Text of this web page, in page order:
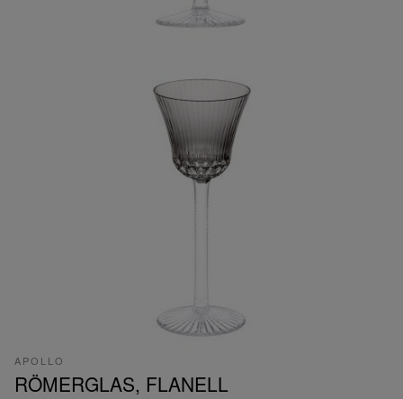
APOLLO
RÖMERGLAS, FLANELL